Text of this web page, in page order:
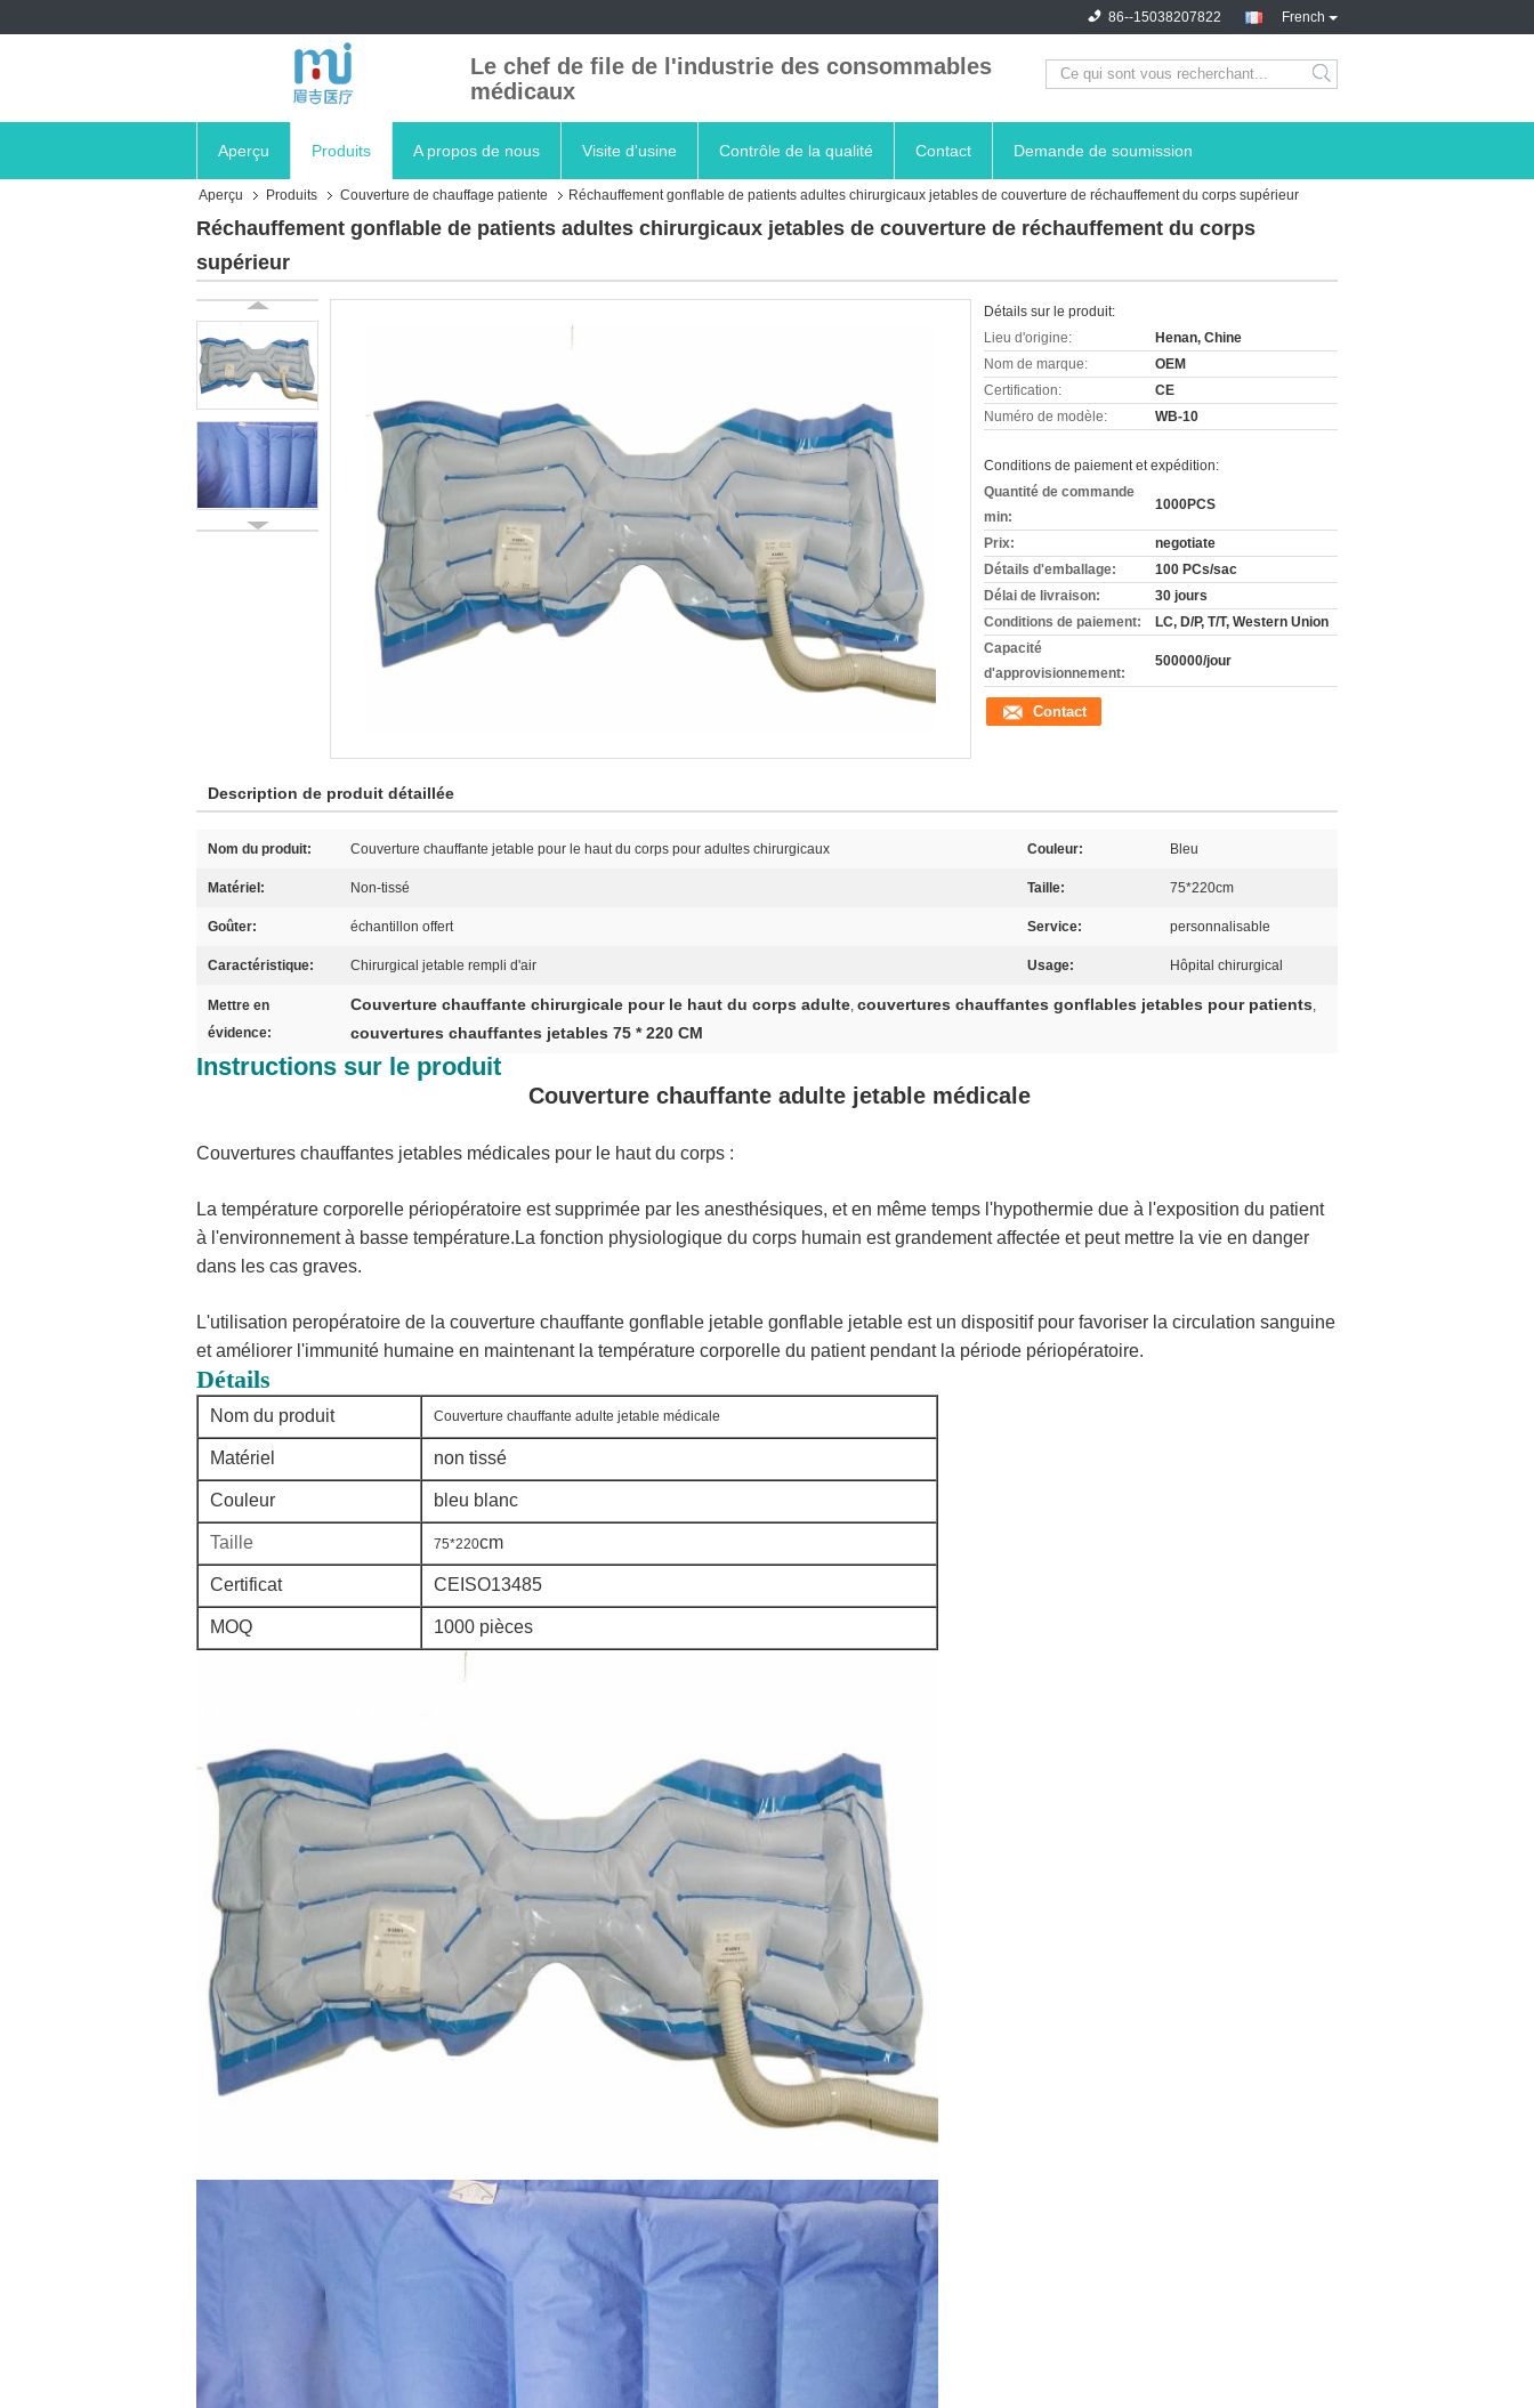
French
86--15038207822
Le chef de file de l'industrie des consommables
médicaux
Aperçu Produits A propos de nous Visite d'usine Contrôle de la qualité Contact Demande de soumission
Aperçu Produits Couverture de chauffage patiente Réchauffement gonflable de patients adultes chirurgicaux jetables de couverture de réchauffement du corps supérieur
Réchauffement gonflable de patients adultes chirurgicaux jetables de couverture de réchauffement du corps
supérieur
Détails sur le produit:
Lieu d'origine:
Henan, Chine
Nom de marque:
OEM
Certification:
CE
Numéro de modèle:
WB-10
Conditions de paiement et expédition:
Quantité de commande
min:
1000PCS
Prix:
negotiate
Détails d'emballage:
100 PCs/sac
Délai de livraison:
30 jours
Conditions de paiement:
LC, D/P, T/T, Western Union
Capacité
d'approvisionnement:
500000/jour
Contact
Description de produit détaillée
Nom du produit: Couverture chauffante jetable pour le haut du corps pour adultes chirurgicaux Couleur: Bleu
Matériel: Non-tissé Taille: 75*220cm
Goûter: échantillon offert Service: personnalisable
Caractéristique: Chirurgical jetable rempli d'air Usage: Hôpital chirurgical
Mettre en
évidence:
Couverture chauffante chirurgicale pour le haut du corps adulte, couvertures chauffantes gonflables jetables pour patients,
couvertures chauffantes jetables 75 * 220 CM
Instructions sur le produit
Couverture chauffante adulte jetable médicale
Couvertures chauffantes jetables médicales pour le haut du corps :
La température corporelle périopératoire est supprimée par les anesthésiques, et en même temps l'hypothermie due à l'exposition du patient
à l'environnement à basse température.La fonction physiologique du corps humain est grandement affectée et peut mettre la vie en danger
dans les cas graves.
L'utilisation peropératoire de la couverture chauffante gonflable jetable gonflable jetable est un dispositif pour favoriser la circulation sanguine
et améliorer l'immunité humaine en maintenant la température corporelle du patient pendant la période périopératoire.
Détails
Nom du produit Couverture chauffante adulte jetable médicale
Matériel non tissé
Couleur bleu blanc
Taille 75*220cm
Certificat CEISO13485
MOQ 1000 pièces